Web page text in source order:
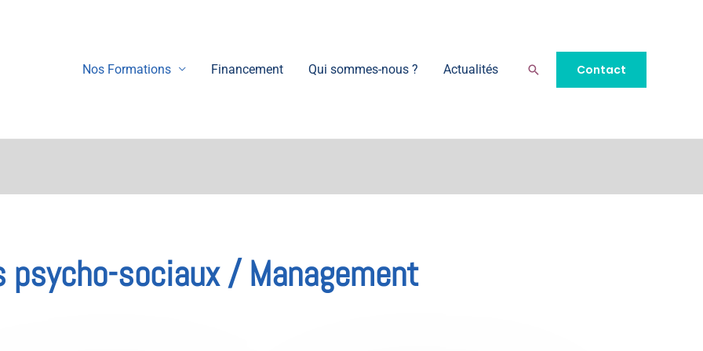
Nos Formations
Financement Qui sommes-nous ? Actualités RechercherContact
psycho-sociaux / Management